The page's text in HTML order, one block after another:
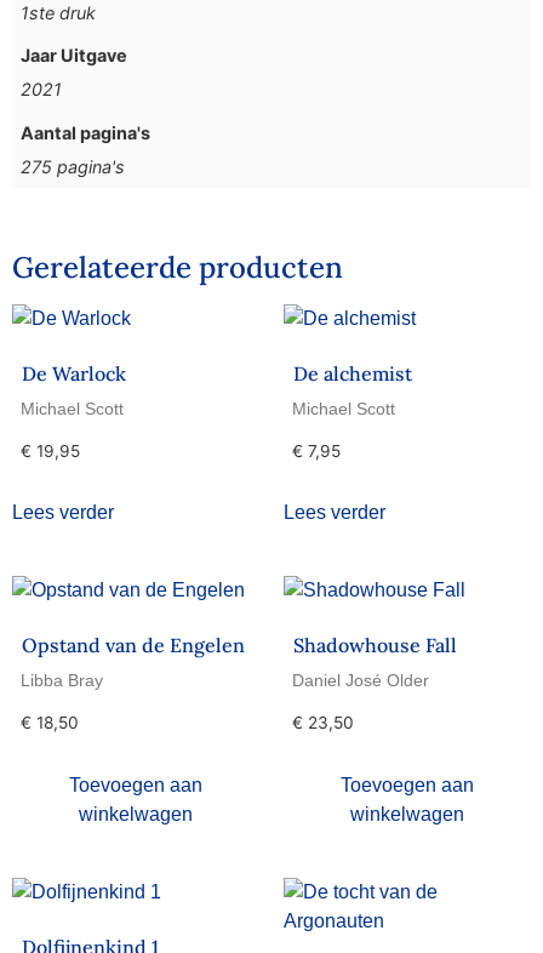
1ste druk
Jaar Uitgave
2021
Aantal pagina's
275 pagina's
Gerelateerde producten
De Warlock
Michael Scott
€ 19,95
Lees verder
De alchemist
Michael Scott
€ 7,95
Lees verder
Opstand van de Engelen
Libba Bray
€ 18,50
Toevoegen aan
winkelwagen
Shadowhouse Fall
Daniel José Older
€ 23,50
Toevoegen aan
winkelwagen
Dolfijnenkind 1